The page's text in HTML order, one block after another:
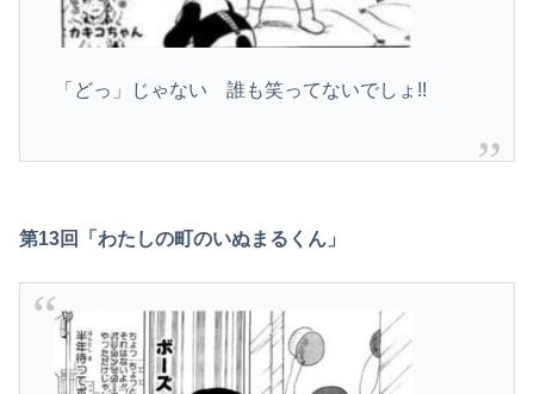
「どっ」じゃない 誰も笑ってないでしょ!!
第13回「わたしの町のいぬまるくん」